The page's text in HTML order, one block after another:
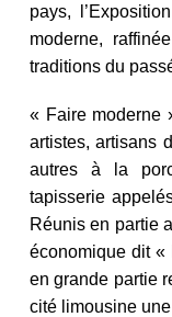
pays,
moderne,
traditions du
« Faire moderne
artistes, artisans
autres à la
tapisserie
Réunis en partie
économique dit
en grande partie
cité limousine